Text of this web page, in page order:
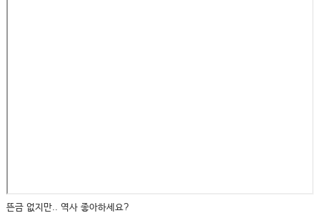
뜬금 없지만.. 역사 좋아하세요?